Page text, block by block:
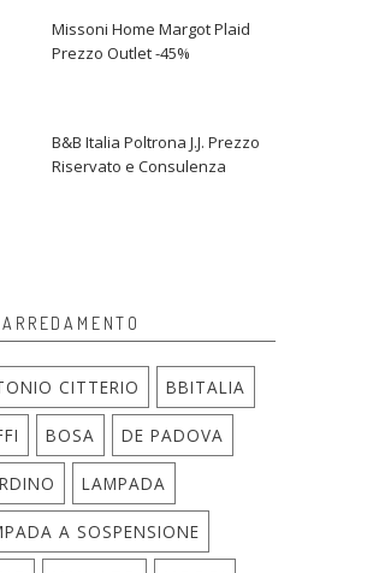
Missoni Home Margot Plaid
Prezzo Outlet -45%
B&B Italia Poltrona J.J. Prezzo
Riservato e Consulenza
CITTERIO BBITALIA
BOSA DE PADOVA
LAMPADA
A SOSPENSIONE